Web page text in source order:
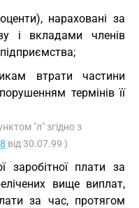
нараховані за
і вкладами членів
втрати частини
термінів її
"л" згідно з
від 30.07.99 )
заробітної плати за
вище виплат,
за час, протягом